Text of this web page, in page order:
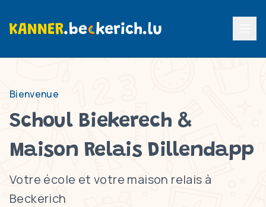
Bienvenue
Schoul Biekerech &
Maison Relais Dillendapp
Votre école et votre maison relais à
Beckerich